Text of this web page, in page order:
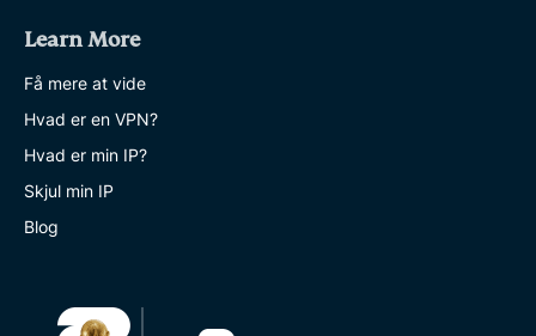
Learn More
Få mere at vide
Hvad er en VPN?
Hvad er min IP?
Skjul min IP
Blog